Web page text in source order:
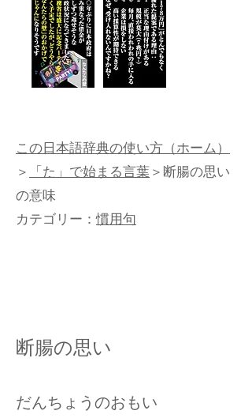
この日本語辞典の使い方（ホーム）
＞「た」で始まる言葉＞断腸の思い
の意味
カテゴリー：慣用句
断腸の思い
だんちょうのおもい